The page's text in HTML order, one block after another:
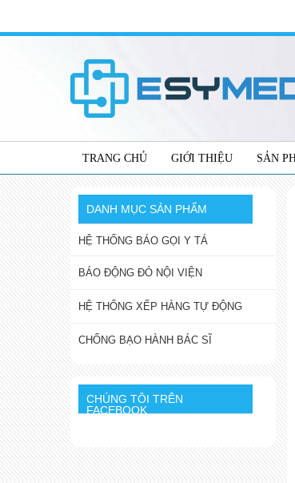
TRANG CHỦ GIỚI THIỆU SẢN
DANH MỤC SẢN PHẨM
HỆ THỐNG BÁO GỌI Y TÁ
BÁO ĐỘNG ĐỎ NỘI VIỆN
HỆ THỐNG XẾP HÀNG TỰ ĐỘNG
CHỐNG BẠO HÀNH BÁC SĨ
CHÚNG TÔI TRÊN
FACEBOOK